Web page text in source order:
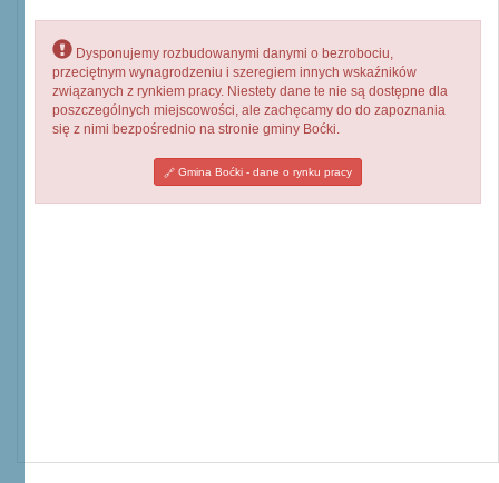
Dysponujemy rozbudowanymi danymi o bezrobociu,
przeciętnym wynagrodzeniu i szeregiem innych wskaźników
związanych z rynkiem pracy. Niestety dane te nie są dostępne dla
poszczególnych miejscowości, ale zachęcamy do do zapoznania
się z nimi bezpośrednio na stronie gminy Boćki.
Gmina Boćki - dane o rynku pracy